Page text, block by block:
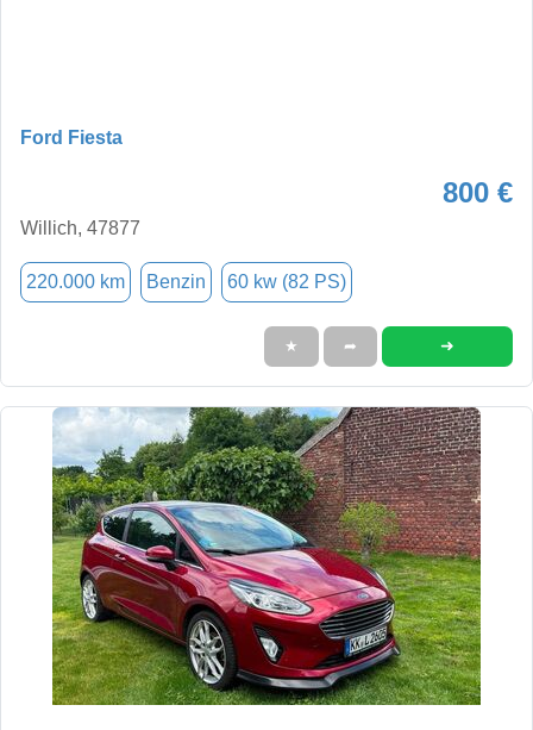
Ford Fiesta
800 €
Willich, 47877
220.000 km Benzin 60 kw (82 PS)
★ ➦ ➜